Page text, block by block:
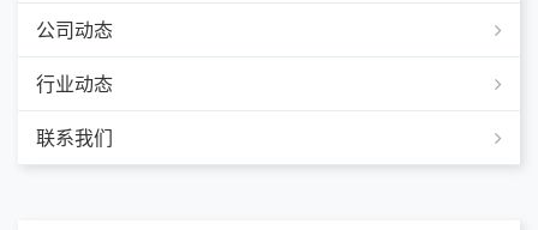
公司动态
行业动态
联系我们